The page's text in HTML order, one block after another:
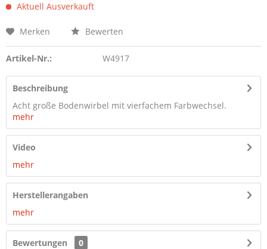
Aktuell Ausverkauft
Merken Bewerten
Artikel-Nr.: W4917
Beschreibung
Acht große Bodenwirbel mit vierfachem Farbwechsel.
mehr
Video
mehr
Herstellerangaben
mehr
Bewertungen
0